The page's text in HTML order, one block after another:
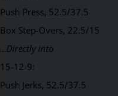
Push Press, 52.5/37.5
Box Step-Overs, 22.5/15
…Directly into
15-12-9:
Push Jerks, 52.5/37.5